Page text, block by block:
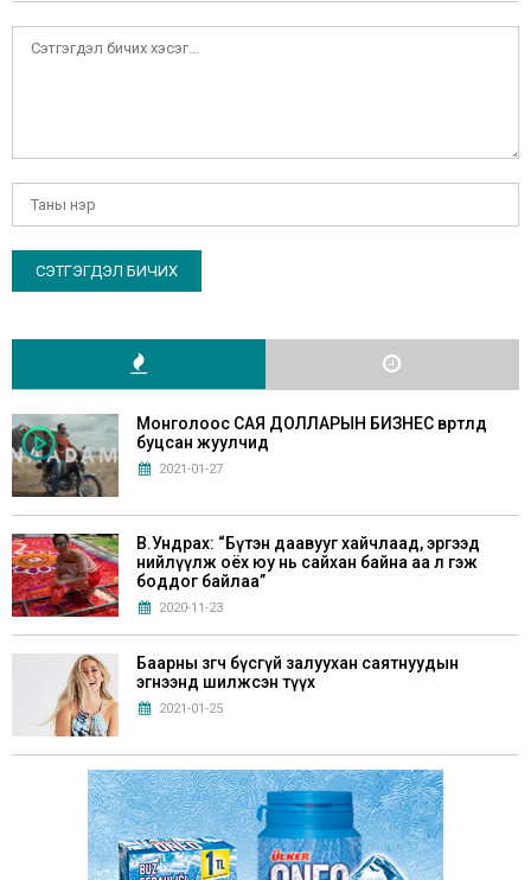
Монголоос САЯ ДОЛЛАРЫН БИЗНЕС өвөртлөөд
буцсан жуулчид
2021-01-27
В.Ундрах: “Бүтэн даавууг хайчлаад, эргээд
нийлүүлж оёх юу нь сайхан байна аа л гэж
боддог байлаа”
2020-11-23
Баарны зөөгч бүсгүй залуухан саятнуудын
эгнээнд шилжсэн түүх
2021-01-25
Г.Билгүүдэй: “Хүүхдүүддээ Монгол аман
зохиол, үлгэрүүдийг маш сайн уншуулах
хэрэгтэй”
2021-05-28